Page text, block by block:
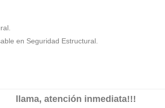
en Seguridad Estructural.
llama, atención inmediata!!!